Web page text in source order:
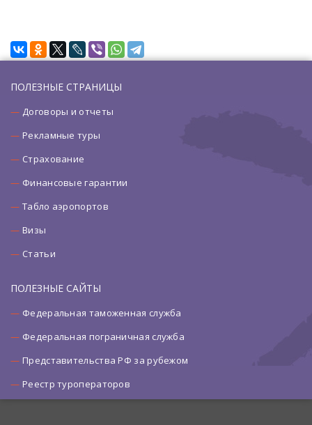
ПОЛЕЗНЫЕ СТРАНИЦЫ
Договоры и отчеты
Рекламные туры
Страхование
Финансовые гарантии
Табло аэропортов
Визы
Статьи
ПОЛЕЗНЫЕ САЙТЫ
Федеральная таможенная служба
Федеральная пограничная служба
Представительства РФ за рубежом
Реестр туроператоров